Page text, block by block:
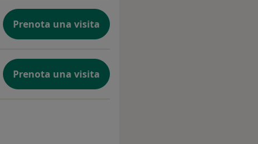
Prenota una visita
Prenota una visita